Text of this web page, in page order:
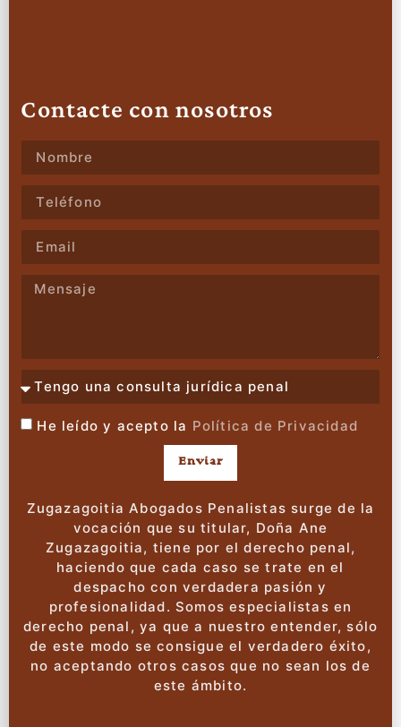
Contacte con nosotros
He leído y acepto la Política de Privacidad
Enviar
Zugazagoitia Abogados Penalistas surge de la
vocación que su titular, Doña Ane
Zugazagoitia, tiene por el derecho penal,
haciendo que cada caso se trate en el
despacho con verdadera pasión y
profesionalidad. Somos especialistas en
derecho penal, ya que a nuestro entender, sólo
de este modo se consigue el verdadero éxito,
no aceptando otros casos que no sean los de
este ámbito.